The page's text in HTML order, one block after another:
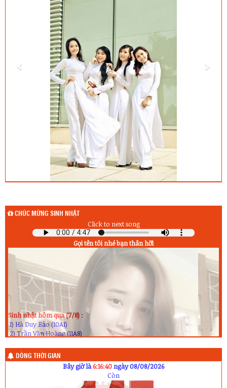
CHÚC MỪNG SINH NHẬT
Click to next song
Gọi tên tôi nhé bạn thân hỡi
Sinh nhật hôm qua (7/8) :
1) Hà Duy Bảo (10A1)
2) Trần Văn Hoàng (11A8)
3) Nguyễn Anh Khoa (12A5)
1) Lê Ngọc Huyền (10A9)
2) Nguyễn Quốc Quân (11A6)
3) Cao Xuân Thành (11A7)
DÒNG THỜI GIAN
Bây giờ là6:16:41ngày 08/08/2026
Còn